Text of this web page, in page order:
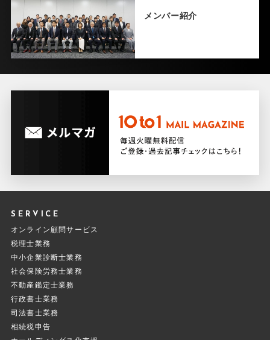
ＪＡわかやま
2024.12.10
顧客対応品質向上マナー研修（アシスタント講師）
日本サービスマナー協会（ハウスメーカー）
顧客対応品質向上マナー研修（アシスタント講師）
日本サービスマナー協会（ハウスメーカー）
顧客対応品質向上マナー研修（アシスタント講師）
日本サービスマナー協会
2024.11.22
顧客対応品質向上マナー研修（アシスタント講師）
日本サービスマナー協会（ハウスメーカー）
メンバー紹介
SERVICE
オンライン顧問サービス
税理士業務
中小企業診断士業務
社会保険労務士業務
不動産鑑定士業務
行政書士業務
司法書士業務
相続税申告